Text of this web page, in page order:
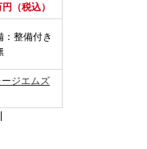
（税込）
：整備付き
ジエムズ